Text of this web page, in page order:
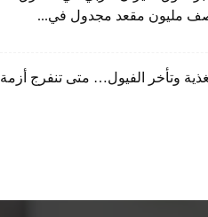
مليون مقعد مجدول في...
وتأخر الفيول… متى تنفرج أزمة